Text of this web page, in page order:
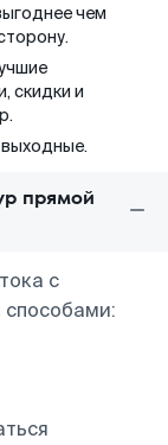
чем
скидки и
выходные.
прямой
с
способами: